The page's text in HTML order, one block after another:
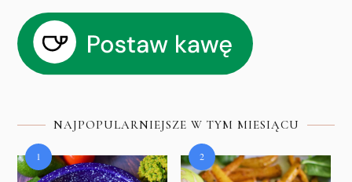
NAJPOPULARNIEJSZE W TYM MIESIĄCU